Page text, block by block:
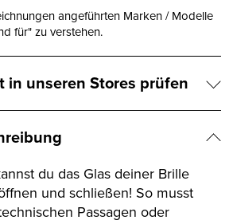
angeführten Marken / Modelle
für" zu verstehen.
in unseren Stores prüfen
du das Glas deiner Brille
und schließen! So musst
Passagen oder